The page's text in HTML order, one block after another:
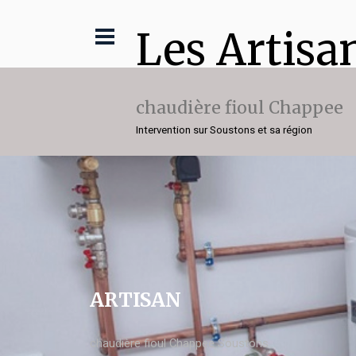
Les
chaudière fioul Chappee
Intervention sur Soustons et sa région
ARTISAN
chaudière fioul Chappee Soustons